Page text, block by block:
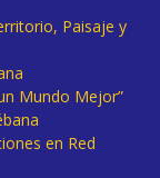
Paisaje y
Mundo Mejor”
en Red